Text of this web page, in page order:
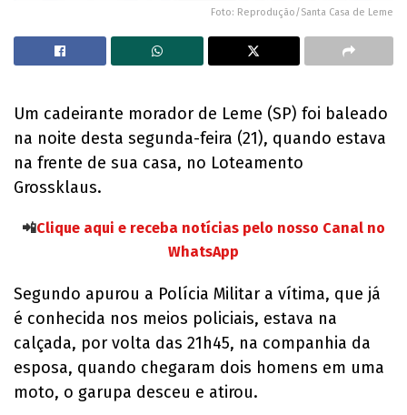
Foto: Reprodução/Santa Casa de Leme
Um cadeirante morador de Leme (SP) foi baleado
na noite desta segunda-feira (21), quando estava
na frente de sua casa, no Loteamento
Grossklaus.
📲Clique aqui e receba notícias pelo nosso Canal no
WhatsApp
Segundo apurou a Polícia Militar a vítima, que já
é conhecida nos meios policiais, estava na
calçada, por volta das 21h45, na companhia da
esposa, quando chegaram dois homens em uma
moto, o garupa desceu e atirou.